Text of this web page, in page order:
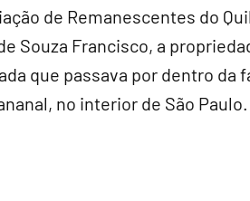
de Remanescentes do
Souza Francisco, a
que passava por dentro da
no interior de São Paulo.